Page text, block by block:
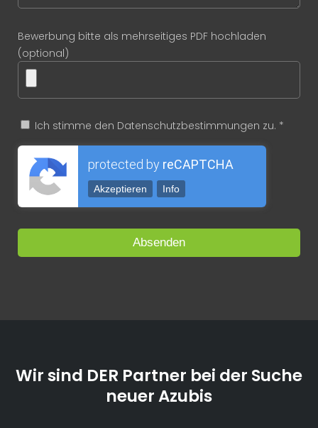
Bewerbung bitte als mehrseitiges PDF hochladen
(optional)
Ich stimme den Datenschutzbestimmungen zu. *
protected by reCAPTCHA
Akzeptieren Info
Wir sind DER Partner bei der Suche
neuer Azubis